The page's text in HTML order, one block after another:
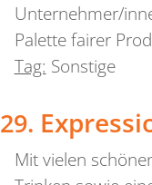
Unternehmer/
Palette fairer
Tag: Sonstige
Mit vielen